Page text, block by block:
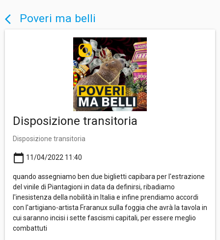
arrow_back_ios Poveri ma belli
Disposizione transitoria
Disposizione transitoria
calendar_today 11/04/2022 11:40
quando assegniamo ben due biglietti capibara per l'estrazione
del vinile di Piantagioni in data da definirsi, ribadiamo
l'inesistenza della nobilità in Italia e infine prendiamo accordi
con l'artigiano-artista Fraranux sulla foggia che avrà la tavola in
cui saranno incisi i sette fascismi capitali, per essere meglio
combattuti